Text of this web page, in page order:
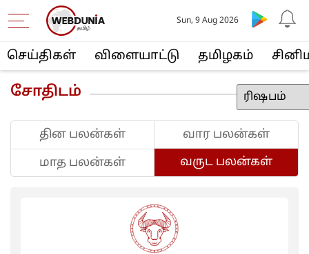
செய்திகள் விளையா‌ட்டு த‌மிழக‌ம்
Sun, 9 Aug 2026
சோதிடம்
தின பலன்கள்
வார பலன்கள்
மாத பலன்கள்
வருட பலன்கள்